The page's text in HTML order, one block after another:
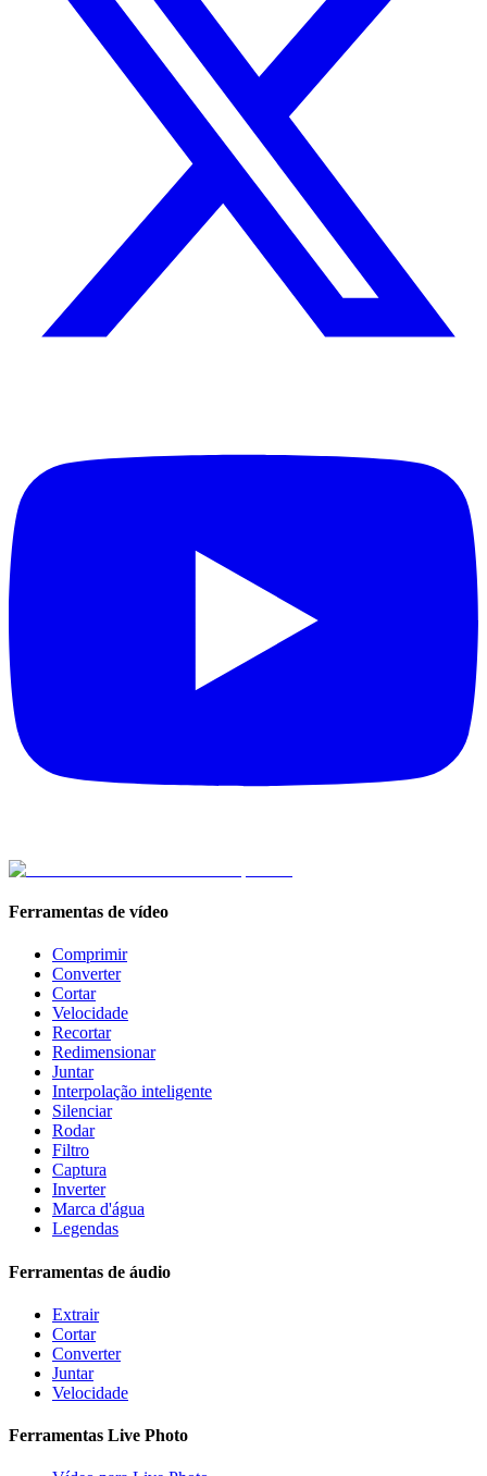
Ferramentas de vídeo
Comprimir
Converter
Cortar
Velocidade
Recortar
Redimensionar
Juntar
Interpolação inteligente
Silenciar
Rodar
Filtro
Captura
Inverter
Marca d'água
Legendas
Ferramentas de áudio
Extrair
Cortar
Converter
Juntar
Velocidade
Ferramentas Live Photo